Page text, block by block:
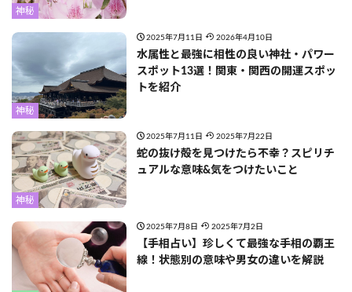
神秘
神秘
2025年7月11日 2026年4月10日
水属性と最強に相性の良い神社・パワー
スポット13選！関東・関西の開運スポッ
トを紹介
神秘
2025年7月11日 2025年7月22日
蛇の抜け殻を見つけたら不幸？スピリチ
ュアルな意味&気をつけたいこと
2025年7月8日 2025年7月2日
【手相占い】珍しくて最強な手相の覇王
線！状態別の意味や男女の違いを解説